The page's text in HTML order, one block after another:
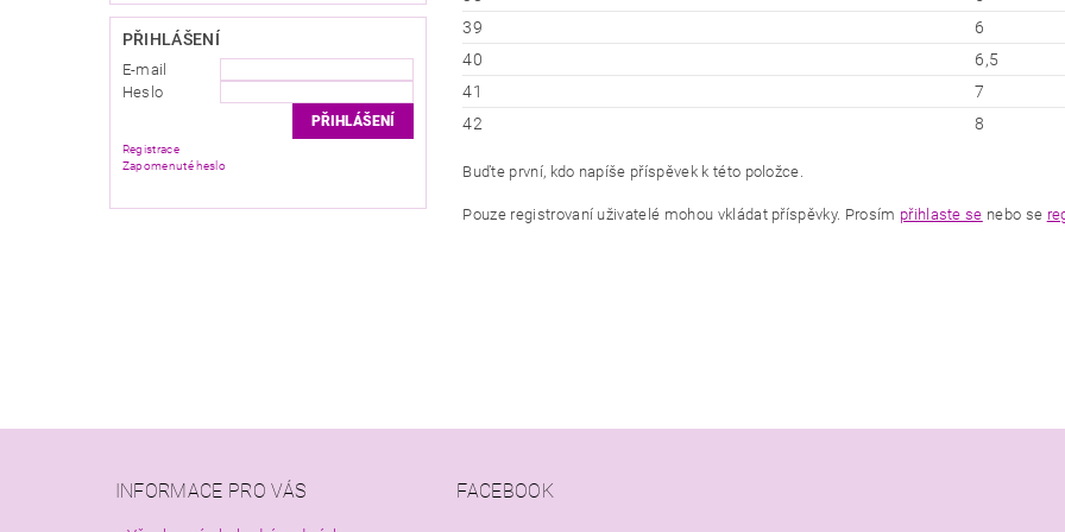
PŘIHLÁŠENÍ
E-mail
Heslo
Registrace
Zapomenuté heslo
39
6
40
6,5
41
7
42
8
Buďte první, kdo napíše příspěvek k této položce.
Pouze registrovaní uživatelé mohou vkládat příspěvky. Prosím přihlaste se nebo se
INFORMACE PRO VÁS FACEBOOK